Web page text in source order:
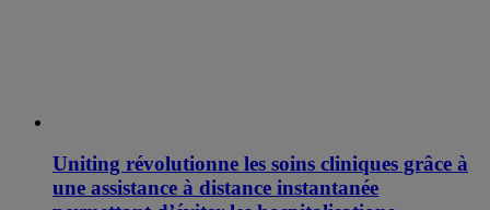
Uniting révolutionne les soins cliniques grâce à
une assistance à distance instantanée